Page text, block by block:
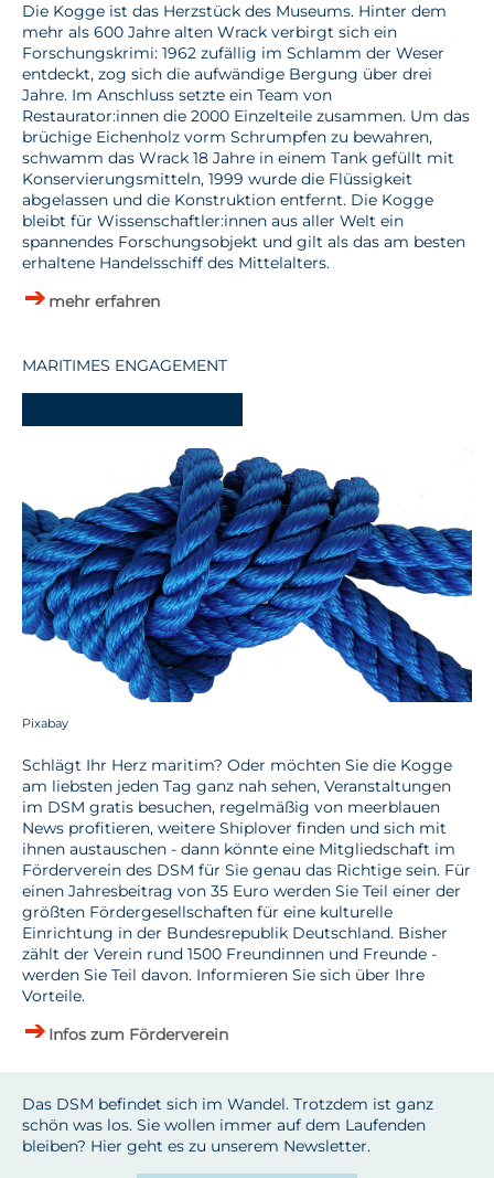
Die Kogge ist das Herzstück des Museums. Hinter dem
mehr als 600 Jahre alten Wrack verbirgt sich ein
Forschungskrimi: 1962 zufällig im Schlamm der Weser
entdeckt, zog sich die aufwändige Bergung über drei
Jahre. Im Anschluss setzte ein Team von
Restaurator:innen die 2000 Einzelteile zusammen. Um das
brüchige Eichenholz vorm Schrumpfen zu bewahren,
schwamm das Wrack 18 Jahre in einem Tank gefüllt mit
Konservierungsmitteln, 1999 wurde die Flüssigkeit
abgelassen und die Konstruktion entfernt. Die Kogge
bleibt für Wissenschaftler:innen aus aller Welt ein
spannendes Forschungsobjekt und gilt als das am besten
erhaltene Handelsschiff des Mittelalters.
mehr erfahren
MARITIMES ENGAGEMENT
Pixabay
Schlägt Ihr Herz maritim? Oder möchten Sie die Kogge
am liebsten jeden Tag ganz nah sehen, Veranstaltungen
im DSM gratis besuchen, regelmäßig von meerblauen
News profitieren, weitere Shiplover finden und sich mit
ihnen austauschen - dann könnte eine Mitgliedschaft im
Förderverein des DSM für Sie genau das Richtige sein. Für
einen Jahresbeitrag von 35 Euro werden Sie Teil einer der
größten Fördergesellschaften für eine kulturelle
Einrichtung in der Bundesrepublik Deutschland. Bisher
zählt der Verein rund 1500 Freundinnen und Freunde -
werden Sie Teil davon. Informieren Sie sich über Ihre
Vorteile.
Infos zum Förderverein
Das DSM befindet sich im Wandel. Trotzdem ist ganz
schön was los. Sie wollen immer auf dem Laufenden
bleiben? Hier geht es zu unserem Newsletter.